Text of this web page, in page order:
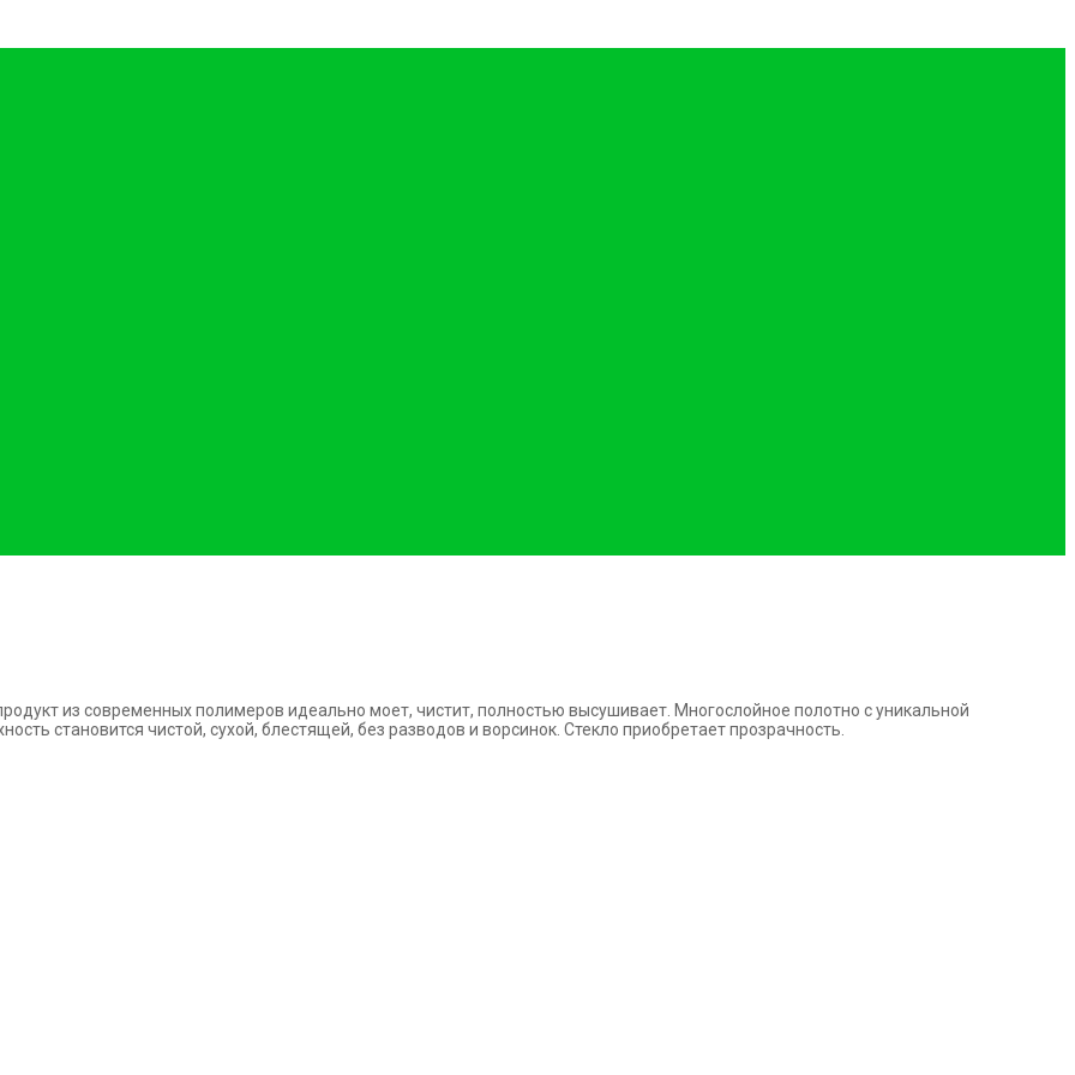
из современных полимеров идеально моет, чистит, полностью высушивает. Многослойное полотно с уникальной
становится чистой, сухой, блестящей, без разводов и ворсинок. Стекло приобретаетпрозрачность.